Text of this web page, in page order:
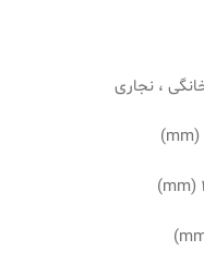
، نجاری